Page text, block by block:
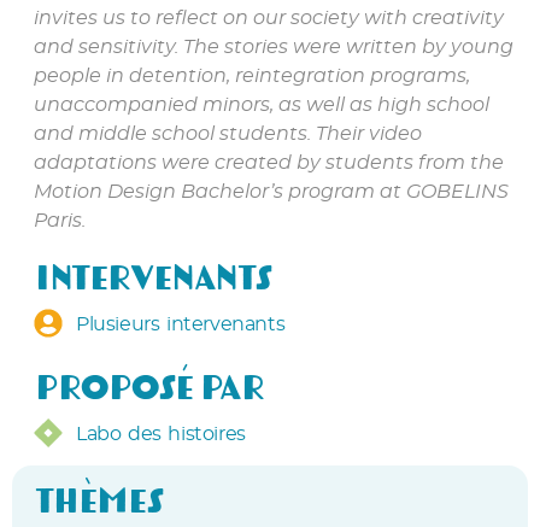
invites us to reflect on our society with creativity
and sensitivity. The stories were written by young
people in detention, reintegration programs,
unaccompanied minors, as well as high school
and middle school students. Their video
adaptations were created by students from the
Motion Design Bachelor’s program at GOBELINS
Paris.
Intervenants
Plusieurs intervenants
Proposé par
Labo des histoires
Thèmes